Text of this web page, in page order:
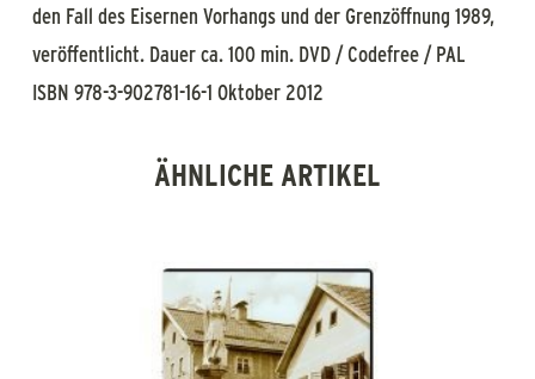
den Fall des Eisernen Vorhangs und der Grenzöffnung 1989,
veröffentlicht. Dauer ca. 100 min. DVD / Codefree / PAL
ISBN 978-3-902781-16-1 Oktober 2012
ÄHNLICHE ARTIKEL